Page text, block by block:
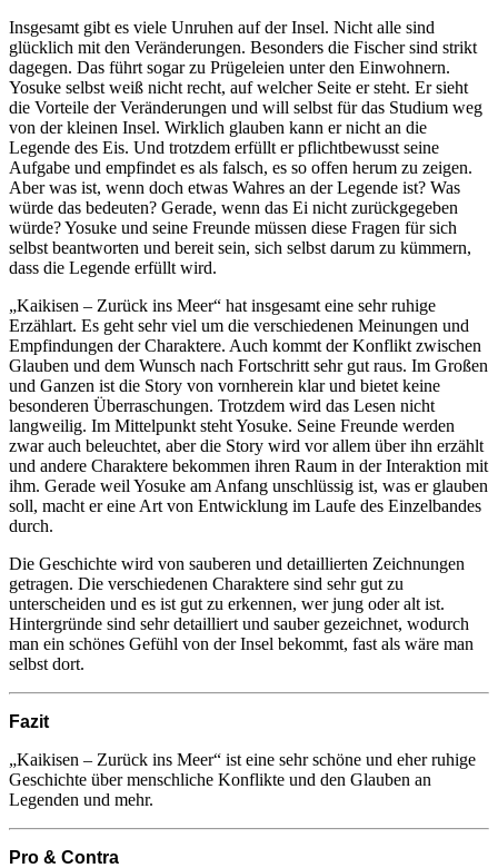
Insgesamt gibt es viele Unruhen auf der Insel. Nicht alle sind
glücklich mit den Veränderungen. Besonders die Fischer sind strikt
dagegen. Das führt sogar zu Prügeleien unter den Einwohnern.
Yosuke selbst weiß nicht recht, auf welcher Seite er steht. Er sieht
die Vorteile der Veränderungen und will selbst für das Studium weg
von der kleinen Insel. Wirklich glauben kann er nicht an die
Legende des Eis. Und trotzdem erfüllt er pflichtbewusst seine
Aufgabe und empfindet es als falsch, es so offen herum zu zeigen.
Aber was ist, wenn doch etwas Wahres an der Legende ist? Was
würde das bedeuten? Gerade, wenn das Ei nicht zurückgegeben
würde? Yosuke und seine Freunde müssen diese Fragen für sich
selbst beantworten und bereit sein, sich selbst darum zu kümmern,
dass die Legende erfüllt wird.
„Kaikisen – Zurück ins Meer“ hat insgesamt eine sehr ruhige
Erzählart. Es geht sehr viel um die verschiedenen Meinungen und
Empfindungen der Charaktere. Auch kommt der Konflikt zwischen
Glauben und dem Wunsch nach Fortschritt sehr gut raus. Im Großen
und Ganzen ist die Story von vornherein klar und bietet keine
besonderen Überraschungen. Trotzdem wird das Lesen nicht
langweilig. Im Mittelpunkt steht Yosuke. Seine Freunde werden
zwar auch beleuchtet, aber die Story wird vor allem über ihn erzählt
und andere Charaktere bekommen ihren Raum in der Interaktion mit
ihm. Gerade weil Yosuke am Anfang unschlüssig ist, was er glauben
soll, macht er eine Art von Entwicklung im Laufe des Einzelbandes
durch.
Die Geschichte wird von sauberen und detaillierten Zeichnungen
getragen. Die verschiedenen Charaktere sind sehr gut zu
unterscheiden und es ist gut zu erkennen, wer jung oder alt ist.
Hintergründe sind sehr detailliert und sauber gezeichnet, wodurch
man ein schönes Gefühl von der Insel bekommt, fast als wäre man
selbst dort.
Fazit
„Kaikisen – Zurück ins Meer“ ist eine sehr schöne und eher ruhige
Geschichte über menschliche Konflikte und den Glauben an
Legenden und mehr.
Pro & Contra